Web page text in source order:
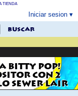
TIENDA
Iniciar sesion
buscar
BITTY POP!
CON 2
SEWER LAIR